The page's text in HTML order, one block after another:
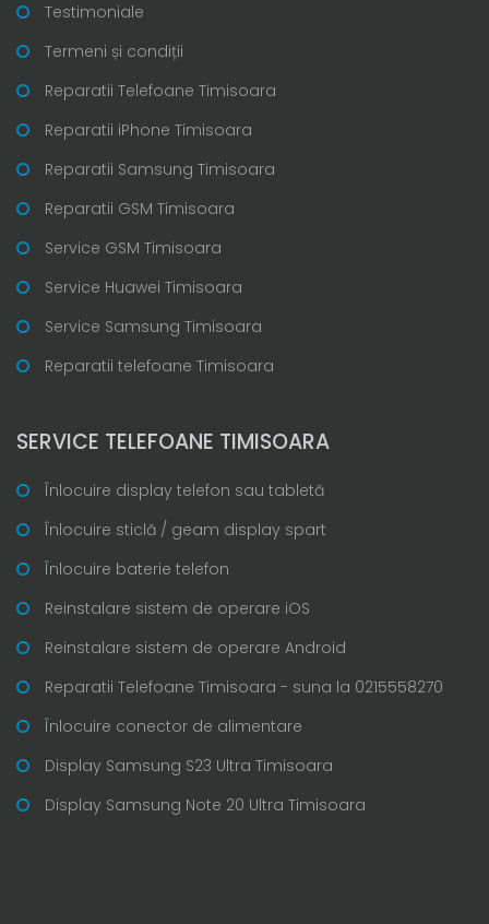
Testimoniale
Termeni și condiții
Reparatii Telefoane Timisoara
Reparatii iPhone Timisoara
Reparatii Samsung Timisoara
Reparatii GSM Timisoara
Service GSM Timisoara
Service Huawei Timisoara
Service Samsung Timisoara
Reparatii telefoane Timisoara
SERVICE TELEFOANE TIMISOARA
Înlocuire display telefon sau tabletă
Înlocuire sticlă / geam display spart
Înlocuire baterie telefon
Reinstalare sistem de operare iOS
Reinstalare sistem de operare Android
Reparatii Telefoane Timisoara - suna la 0215558270
Înlocuire conector de alimentare
Display Samsung S23 Ultra Timisoara
Display Samsung Note 20 Ultra Timisoara